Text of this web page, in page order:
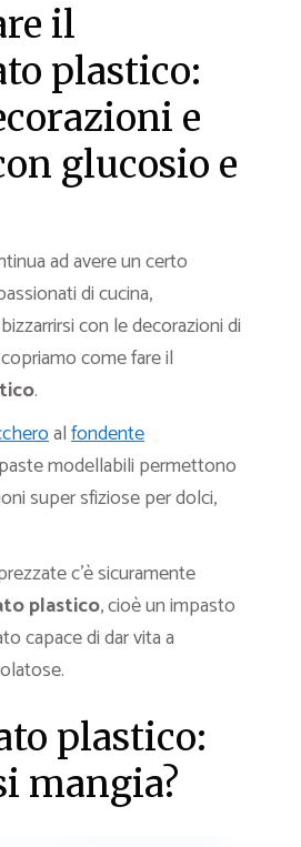
il
plastico:
e
glucosio e
ad avere un certo
di cucina,
con le decorazioni di
come fare il
.
alfondente
modellabili permettono
super sfiziose per dolci,
c’è sicuramente
plastico, cioè un impasto
capace di dar vita a
plastico:
mangia?